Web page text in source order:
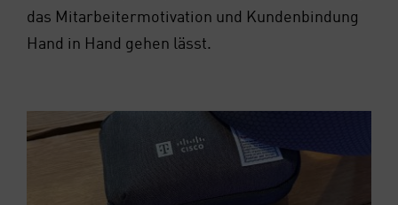
das Mit­ar­bei­ter­mo­ti­va­ti­on und Kun­den­bin­dung
Hand in Hand gehen lässt.